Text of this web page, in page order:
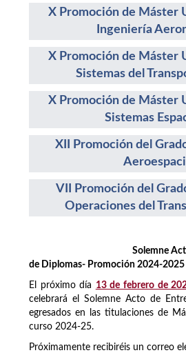
X Promoción de Máster
Ingeniería
X Promoción de Máster
Sistemas del
X Promoción de Máster
Sistemas
XII Promoción del
VII Promoción del
Operaciones del
Solemne Acto
de Diplomas- Promoción 2024-2025
El próximo día 13 de febrero de
celebrará el Solemne Acto de
egresados en las titulaciones de
curso 2024-25.
Próximamente recibiréis un correo